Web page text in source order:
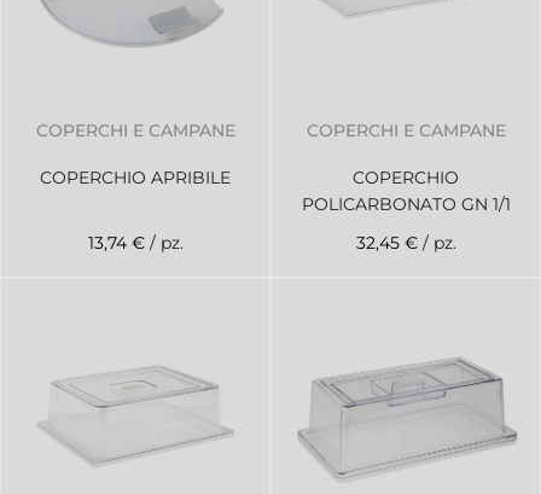
COPERCHI E CAMPANE
COPERCHIO APRIBILE
13,74 € / pz.
COPERCHI E CAMPANE
COPERCHIO
POLICARBONATO GN 1/1
32,45 € / pz.